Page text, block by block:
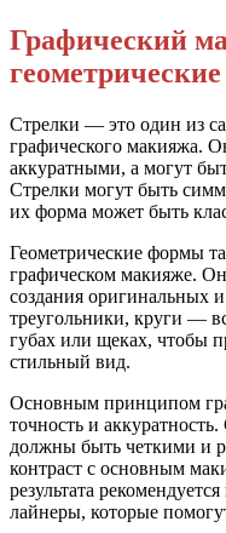
Графический
Стрелки — это один из
графического макияжа.
аккуратными, а могут
Стрелки могут быть
их форма может быть
Геометрические формы
графическом макияже.
создания оригинальных
треугольники, круги —
губах или щеках, чтобы
стильный вид.
Основным принципом
точность и
должны быть четкими и
контраст с основным
результата
лайнеры, которые